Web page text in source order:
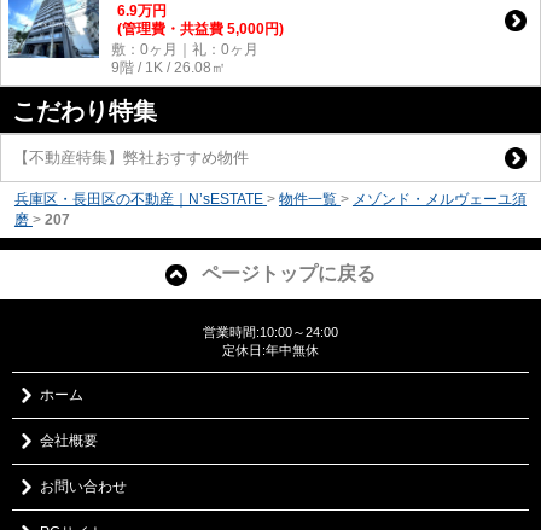
6.9万円
(管理費・共益費 5,000円)
敷：0ヶ月｜礼：0ヶ月
9階 / 1K / 26.08㎡
こだわり特集
【不動産特集】弊社おすすめ物件
兵庫区・長田区の不動産｜N’sESTATE > 物件一覧 > メゾンド・メルヴェーユ須
磨 > 207
ページトップに戻る
営業時間:10:00～24:00
定休日:年中無休
ホーム
会社概要
お問い合わせ